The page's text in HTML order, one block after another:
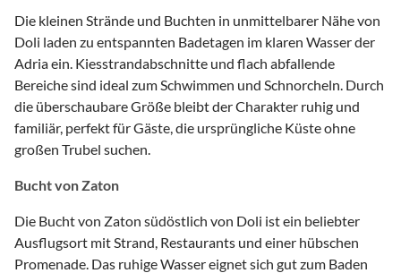
Die kleinen Strände und Buchten in unmittelbarer Nähe von
Doli laden zu entspannten Badetagen im klaren Wasser der
Adria ein. Kiesstrandabschnitte und flach abfallende
Bereiche sind ideal zum Schwimmen und Schnorcheln. Durch
die überschaubare Größe bleibt der Charakter ruhig und
familiär, perfekt für Gäste, die ursprüngliche Küste ohne
großen Trubel suchen.
Bucht von Zaton
Die Bucht von Zaton südöstlich von Doli ist ein beliebter
Ausflugsort mit Strand, Restaurants und einer hübschen
Promenade. Das ruhige Wasser eignet sich gut zum Baden